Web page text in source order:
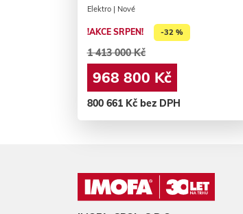
Elektro | Nové
!AKCE SRPEN! -32 %
1 413 000 Kč
968 800 Kč
800 661 Kč bez DPH